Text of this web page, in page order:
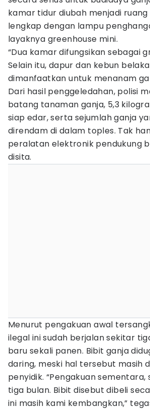
kamar tidur diubah menjadi
lengkap dengan lampu
layaknya greenhouse mini.
“Dua kamar difungsikan sebagai
Selain itu, dapur dan kebun
dimanfaatkan untuk menanam
Dari hasil penggeledahan, polisi
batang tanaman ganja, 5,3
siap edar, serta sejumlah ganja
direndam di dalam toples. Tak
peralatan elektronik pendukung
disita.
Menurut pengakuan awal
ilegal ini sudah berjalan sekitar
baru sekali panen. Bibit ganja
daring, meski hal tersebut masih
penyidik. “Pengakuan sementara,
tiga bulan. Bibit disebut dibeli
ini masih kami kembangkan,”